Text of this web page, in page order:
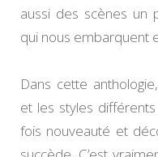
aussi des scènes un
qui nous embarquent
Dans cette
et les styles
fois nouveauté et